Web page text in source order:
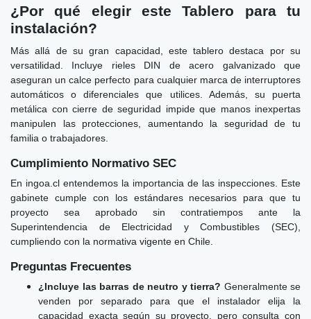
¿Por qué elegir este Tablero para tu
instalación?
Más allá de su gran capacidad, este tablero destaca por su
versatilidad. Incluye rieles DIN de acero galvanizado que
aseguran un calce perfecto para cualquier marca de interruptores
automáticos o diferenciales que utilices. Además, su puerta
metálica con cierre de seguridad impide que manos inexpertas
manipulen las protecciones, aumentando la seguridad de tu
familia o trabajadores.
Cumplimiento Normativo SEC
En ingoa.cl entendemos la importancia de las inspecciones. Este
gabinete cumple con los estándares necesarios para que tu
proyecto sea aprobado sin contratiempos ante la
Superintendencia de Electricidad y Combustibles (SEC),
cumpliendo con la normativa vigente en Chile.
Preguntas Frecuentes
¿Incluye las barras de neutro y tierra? Generalmente se
venden por separado para que el instalador elija la
capacidad exacta según su proyecto, pero consulta con